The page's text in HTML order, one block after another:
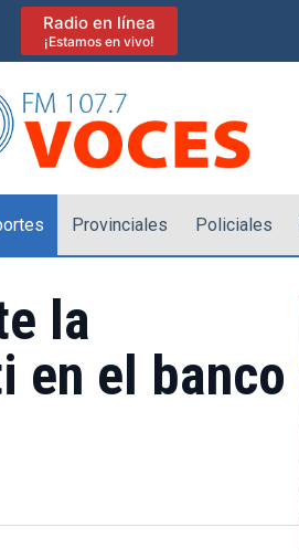
Radio en línea
¡Estamos en vivo!
Provinciales Policiales
la
en el banco